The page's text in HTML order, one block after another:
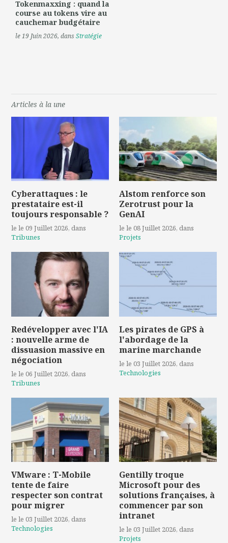
Tokenmaxxing : quand la
course au tokens vire au
cauchemar budgétaire
le 19 Juin 2026, dansStratégie
Articles à la une
Cyberattaques : le
prestataire est-il
toujours responsable ?
le le 09 Juillet 2026, dans
Tribunes
Alstom renforce son
Zerotrust pour la
GenAI
le le 08 Juillet 2026, dans
Projets
Redévelopper avec l'IA
: nouvelle arme de
dissuasion massive en
négociation
le le 06 Juillet 2026, dans
Tribunes
Les pirates de GPS à
l'abordage de la
marine marchande
le le 03 Juillet 2026, dans
Technologies
VMware : T-Mobile
tente de faire
respecter son contrat
pour migrer
le le 03 Juillet 2026, dans
Technologies
Gentilly troque
Microsoft pour des
solutions françaises, à
commencer par son
intranet
le le 03 Juillet 2026, dans
Projets